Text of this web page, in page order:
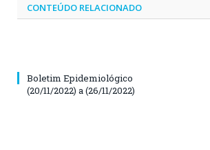
CONTEÚDO RELACIONADO
Boletim Epidemiológico
(20/11/2022) a (26/11/2022)